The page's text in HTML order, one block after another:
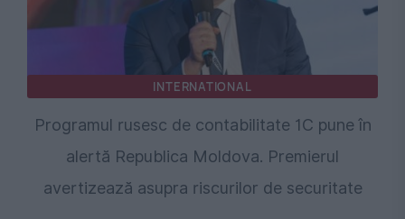
INTERNATIONAL
Programul rusesc de contabilitate 1C pune în
alertă Republica Moldova. Premierul
avertizează asupra riscurilor de securitate